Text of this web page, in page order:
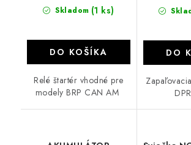
Skladom (1 ks)
DO KOŠÍKA
Relé štartér vhodné pre
modely BRP CAN AM
DO